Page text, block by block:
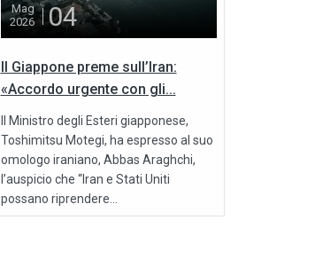
Mag
2026
04
Il Giappone preme sull’Iran:
«Accordo urgente con gli...
Il Ministro degli Esteri giapponese,
Toshimitsu Motegi, ha espresso al suo
omologo iraniano, Abbas Araghchi,
l’auspicio che “Iran e Stati Uniti
possano riprendere...